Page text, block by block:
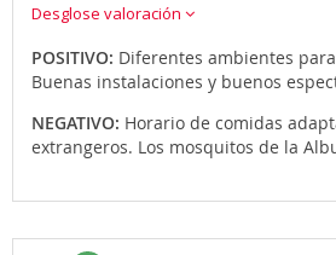
Desglose valoración
POSITIVO: Diferentes ambientes
Buenas instalaciones y buenos
NEGATIVO: Horario de comidas
extrangeros. Los mosquitos de la